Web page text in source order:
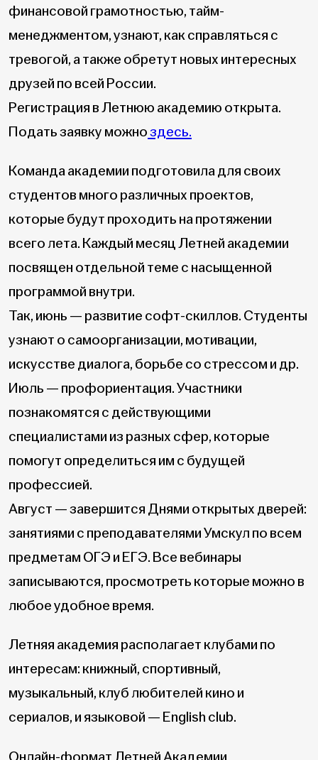
финансовой грамотностью, тайм-
менеджментом, узнают, как справляться с
тревогой, а также обретут новых интересных
друзей по всей России.
Регистрация в Летнюю академию открыта.
Подать заявку можноздесь.
Команда академии подготовила для своих
студентов много различных проектов,
которые будут проходить на протяжении
всего лета. Каждый месяц Летней академии
посвящен отдельной теме с насыщенной
программой внутри.
Так, июнь — развитие софт-скиллов. Студенты
узнают о самоорганизации, мотивации,
искусстве диалога, борьбе со стрессом и др.
Июль — профориентация. Участники
познакомятся с действующими
специалистами из разных сфер, которые
помогут определиться им с будущей
профессией.
Август — завершится Днями открытых дверей:
занятиями с преподавателями Умскул по всем
предметам ОГЭ и ЕГЭ. Все вебинары
записываются, просмотреть которые можно в
любое удобное время.
Летняя академия располагает клубами по
интересам: книжный, спортивный,
музыкальный, клуб любителей кино и
сериалов, и языковой — English club.